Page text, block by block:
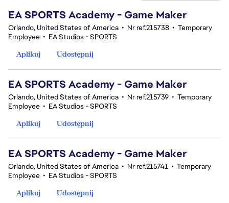
EA SPORTS Academy - Game Maker
Orlando, United States of America • Nr ref.215738 • Temporary
Employee • EA Studios - SPORTS
Aplikuj
Udostępnij
EA SPORTS Academy - Game Maker
Orlando, United States of America • Nr ref.215739 • Temporary
Employee • EA Studios - SPORTS
Aplikuj
Udostępnij
EA SPORTS Academy - Game Maker
Orlando, United States of America • Nr ref.215741 • Temporary
Employee • EA Studios - SPORTS
Aplikuj
Udostępnij